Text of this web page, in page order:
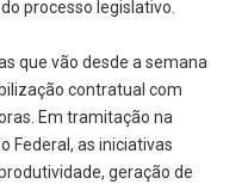
processo legislativo.
que vão desde a semana
contratual com
Em tramitação na
Federal, as iniciativas
geração de